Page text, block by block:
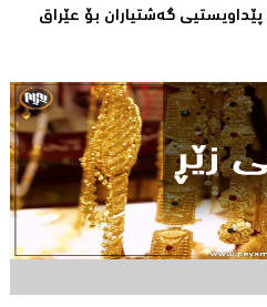
بەناوى پێداویستیی گەشتیاران بۆ عێراق